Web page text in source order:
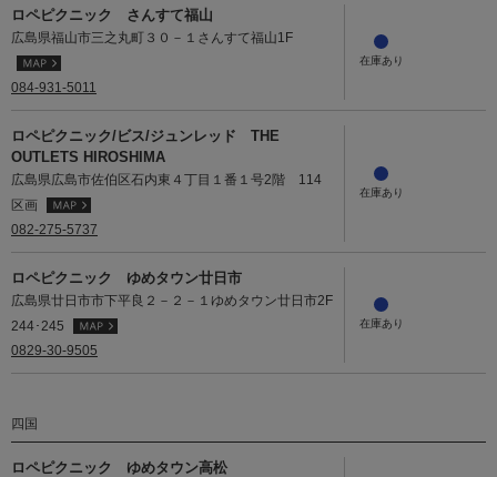
ロペピクニック さんすて福山
広島県福山市三之丸町３０－１さんすて福山1F
084-931-5011
ロペピクニック/ビス/ジュンレッド THE
OUTLETS HIROSHIMA
広島県広島市佐伯区石内東４丁目１番１号2階 114
区画
082-275-5737
ロペピクニック ゆめタウン廿日市
広島県廿日市市下平良２－２－１ゆめタウン廿日市2F
244･245
0829-30-9505
四国
ロペピクニック ゆめタウン高松